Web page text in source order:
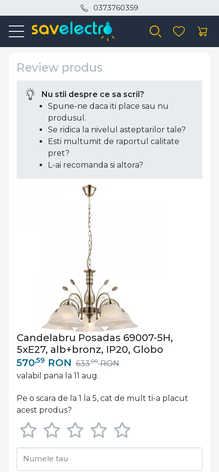
0373760359
Review produs
Candelabru Posadas 69007-5H,
5xE27, alb+bronz, IP20, Globo
570,59 RON 633,99 RON
valabil pana la 11 aug.
Pe o scara de la 1 la 5, cat de mult ti-a placut
acest produs?
Numele tau
Nu stii despre ce sa scrii?
Spune-ne daca iti place sau nu
produsul.
Se ridica la nivelul asteptarilor tale?
Esti multumit de raportul calitate
pret?
L-ai recomanda si altora?